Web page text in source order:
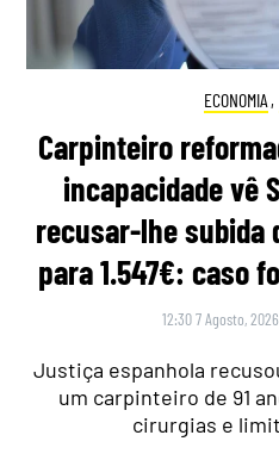
ECONOMIA ,
Carpinteiro
incapacidade vê
recusar-lhe subida
para 1.547€: caso
12:30 7 Agosto, 2026
Justiça espanhola
um carpinteiro de 91
cirurgias e